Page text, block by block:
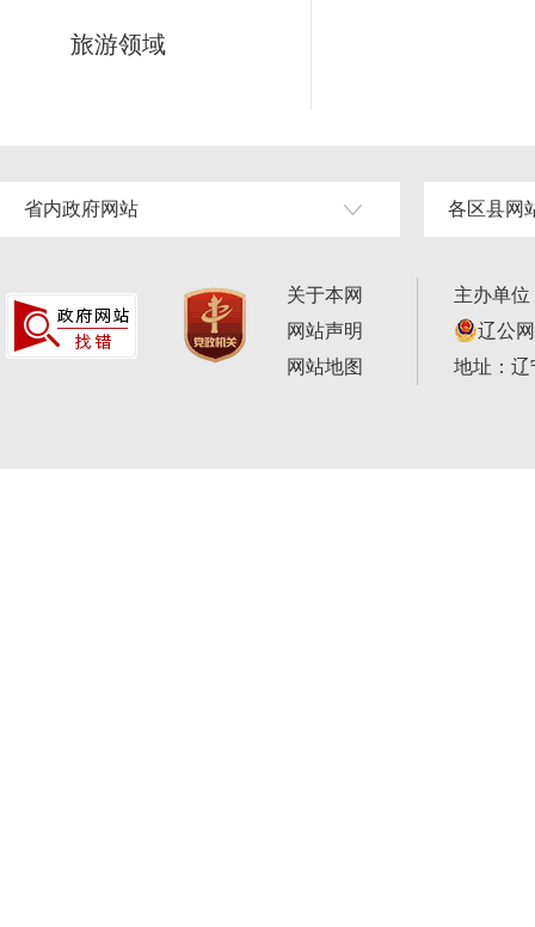
旅游领域
省内政府网站 各区县网
关于本网
网站声明
网站地图
主办单
辽公
地址：辽